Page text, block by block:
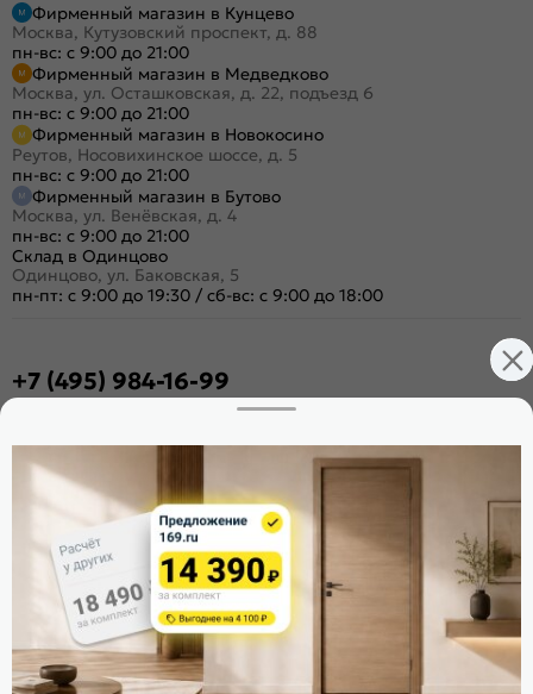
Фирменный магазин в Кунцево
Москва, Кутузовский проспект, д. 88
пн-вс: с 9:00 до 21:00
Фирменный магазин в Медведково
Москва, ул. Осташковская, д. 22, подъезд 6
пн-вс: с 9:00 до 21:00
Фирменный магазин в Новокосино
Реутов, Носовихинское шоссе, д. 5
пн-вс: с 9:00 до 21:00
Фирменный магазин в Бутово
Москва, ул. Венёвская, д. 4
пн-вс: с 9:00 до 21:00
Склад в Одинцово
Одинцово, ул. Баковская, 5
пн-пт: с 9:00 до 19:30 / сб-вс: с 9:00 до 18:00
+7 (495) 984-16-99
Поделиться
Оцените магазин
ИКС 1340